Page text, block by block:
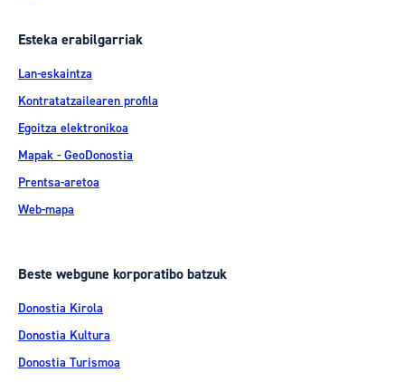
Esteka erabilgarriak
Lan-eskaintza
Kontratatzailearen profila
Egoitza elektronikoa
Mapak - GeoDonostia
Prentsa-aretoa
Web-mapa
Beste webgune korporatibo batzuk
Donostia Kirola
Donostia Kultura
Donostia Turismoa